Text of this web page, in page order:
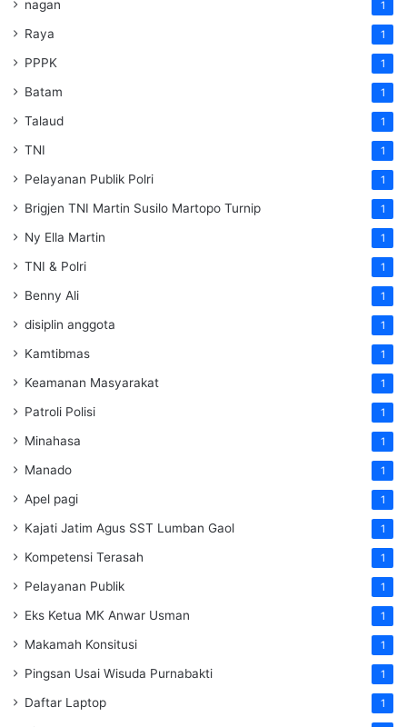
nagan 1
Raya 1
PPPK 1
Batam 1
Talaud 1
TNI 1
Pelayanan Publik Polri 1
Brigjen TNI Martin Susilo Martopo Turnip 1
Ny Ella Martin 1
TNI & Polri 1
Benny Ali 1
disiplin anggota 1
Kamtibmas 1
Keamanan Masyarakat 1
Patroli Polisi 1
Minahasa 1
Manado 1
Apel pagi 1
Kajati Jatim Agus SST Lumban Gaol 1
Kompetensi Terasah 1
Pelayanan Publik 1
Eks Ketua MK Anwar Usman 1
Makamah Konsitusi 1
Pingsan Usai Wisuda Purnabakti 1
Daftar Laptop 1